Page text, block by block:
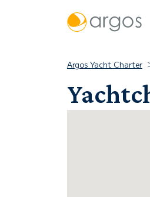
Argos Yacht Charter